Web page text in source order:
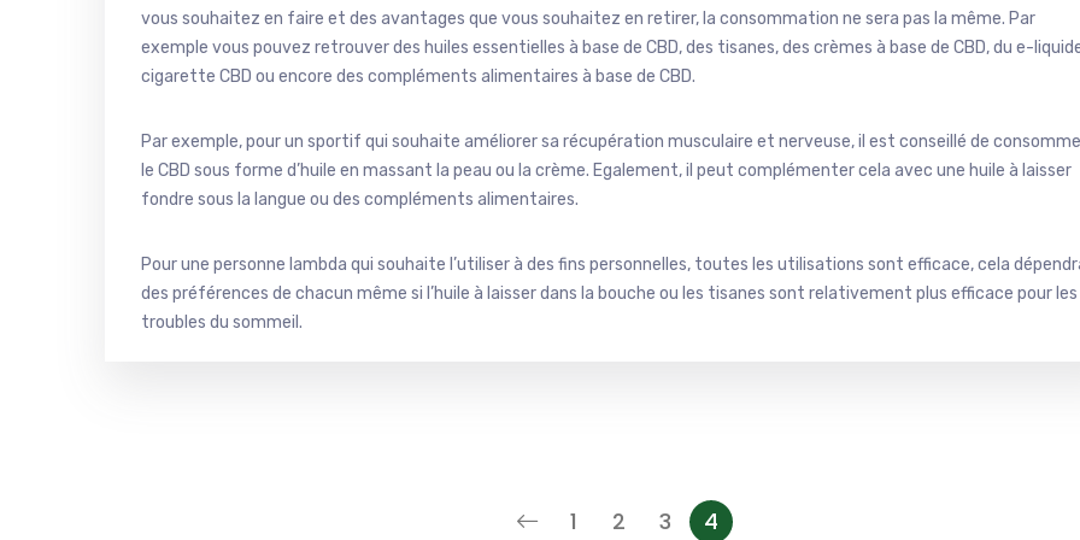
vous souhaitez en faire et des avantages que vous souhaitez en retirer, la consommation ne sera pas la même. Par
exemple vous pouvez retrouver des huiles essentielles à base de CBD, des tisanes, des crèmes à base de CBD, du e-
cigarette CBD ou encore des compléments alimentaires à base de CBD.
Par exemple, pour un sportif qui souhaite améliorer sa récupération musculaire et nerveuse, il est conseillé de
le CBD sous forme d’huile en massant la peau ou la crème. Egalement, il peut complémenter cela avec une huile à laisser
fondre sous la langue ou des compléments alimentaires.
Pour une personne lambda qui souhaite l’utiliser à des fins personnelles, toutes les utilisations sont efficace, cela
des préférences de chacun même si l’huile à laisser dans la bouche ou les tisanes sont relativement plus efficace pour les
troubles du sommeil.
1 2 3 4